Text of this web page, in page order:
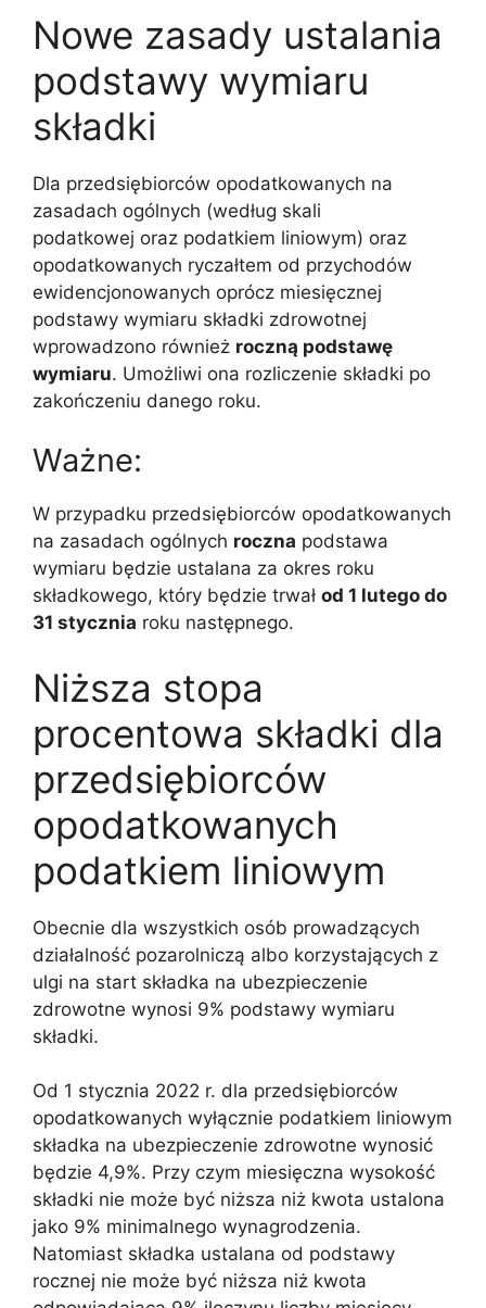
Nowe zasady ustalania
podstawy wymiaru
składki
Dla przedsiębiorców opodatkowanych na
zasadach ogólnych (według skali
podatkowej oraz podatkiem liniowym) oraz
opodatkowanych ryczałtem od przychodów
ewidencjonowanych oprócz miesięcznej
podstawy wymiaru składki zdrowotnej
wprowadzono również roczną podstawę
wymiaru. Umożliwi ona rozliczenie składki po
zakończeniu danego roku.
Ważne:
W przypadku przedsiębiorców opodatkowanych
na zasadach ogólnych roczna podstawa
wymiaru będzie ustalana za okres roku
składkowego, który będzie trwał od 1 lutego do
31 stycznia roku następnego.
Niższa stopa
procentowa składki dla
przedsiębiorców
opodatkowanych
podatkiem liniowym
Obecnie dla wszystkich osób prowadzących
działalność pozarolniczą albo korzystających z
ulgi na start składka na ubezpieczenie
zdrowotne wynosi 9% podstawy wymiaru
składki.
Od 1 stycznia 2022 r. dla przedsiębiorców
opodatkowanych wyłącznie podatkiem liniowym
składka na ubezpieczenie zdrowotne wynosić
będzie 4,9%. Przy czym miesięczna wysokość
składki nie może być niższa niż kwota ustalona
jako 9% minimalnego wynagrodzenia.
Natomiast składka ustalana od podstawy
rocznej nie może być niższa niż kwota